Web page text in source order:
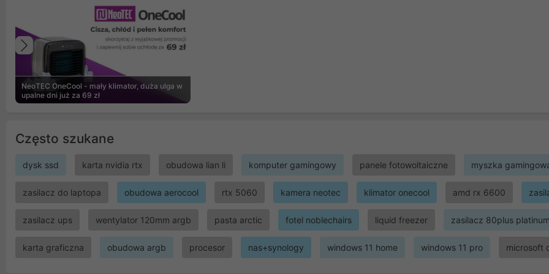
NeoTEC OneCool - mały klimator, duża ulga w
upalne dni już za 69 zł
Poprzedni
Często szukane
dysk ssd karta nvidia rtx obudowa lian li komputer gamingowy panele fotowoltaiczne myszka
zasilacz do laptopa obudowa aerocool rtx 5060 kamera neotec klimator onecool amd rx 6600
zasilacz ups wentylator 120mm argb pasta arctic fotel noblechairs liquid freezer zasilacz 80plus platinum
karta graficzna obudowa argb procesor nas+synology windows 11 home windows 11 pro microsoft